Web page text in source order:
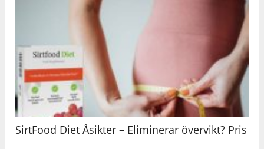
SirtFood Diet Åsikter – Eliminerar övervikt? Pris